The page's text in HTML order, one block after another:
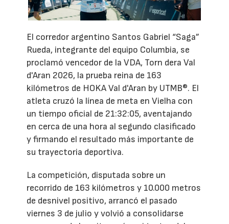
El corredor argentino Santos Gabriel “Saga”
Rueda, integrante del equipo Columbia, se
proclamó vencedor de la VDA, Torn dera Val
d'Aran 2026, la prueba reina de 163
kilómetros de HOKA Val d'Aran by UTMB®. El
atleta cruzó la línea de meta en Vielha con
un tiempo oficial de 21:32:05, aventajando
en cerca de una hora al segundo clasificado
y firmando el resultado más importante de
su trayectoria deportiva.
La competición, disputada sobre un
recorrido de 163 kilómetros y 10.000 metros
de desnivel positivo, arrancó el pasado
viernes 3 de julio y volvió a consolidarse